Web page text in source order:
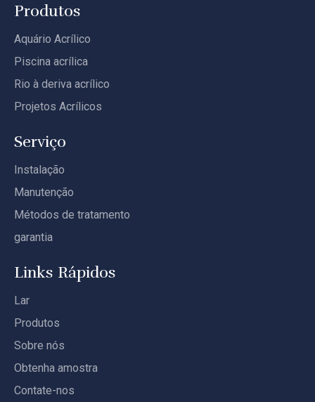
Produtos
Aquário Acrílico
Piscina acrílica
Rio à deriva acrílico
Projetos Acrílicos
Serviço
Instalação
Manutenção
Métodos de tratamento
garantia
Links Rápidos
Lar
Produtos
Sobre nós
Obtenha amostra
Contate-nos